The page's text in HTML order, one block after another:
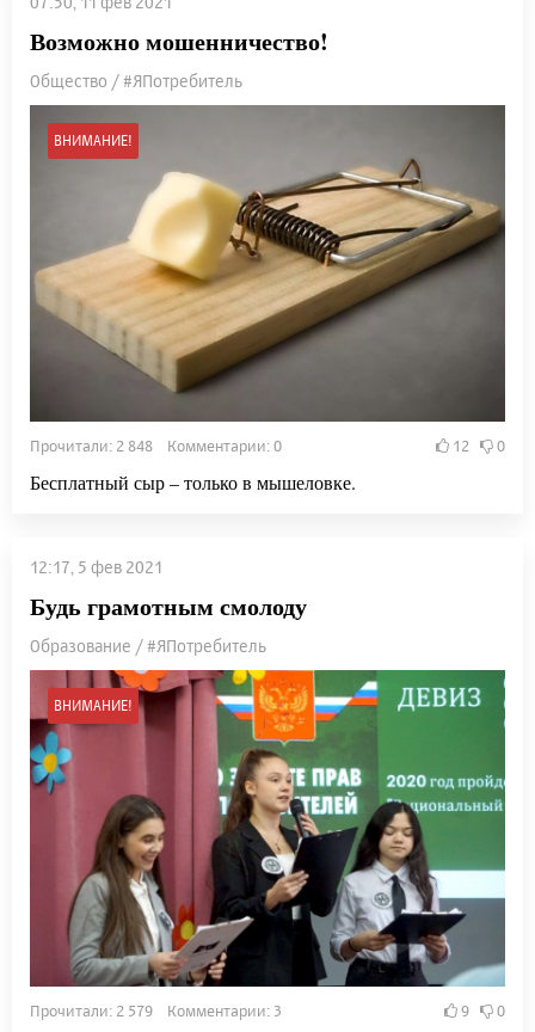
Возможно мошенничество!
Общество / #ЯПотребитель
ВНИМАНИЕ!
Прочитали: 2 848 Комментарии: 0 12 0
Бесплатный сыр – только в мышеловке.
12:17, 5 фев 2021
Будь грамотным смолоду
Образование / #ЯПотребитель
ВНИМАНИЕ!
Прочитали: 2 579 Комментарии: 3 9 0